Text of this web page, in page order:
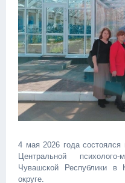
4 мая 2026 года
Центральной психолого-
Чувашской Республики в
округе.